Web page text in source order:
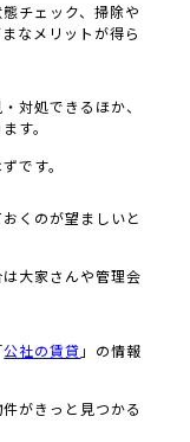
チェック、掃除や
なメリットが得ら
対処できるほか、
す。
です。
くのが望ましいと
大家さんや管理会
公社の賃貸 」の情報
がきっと見つかる